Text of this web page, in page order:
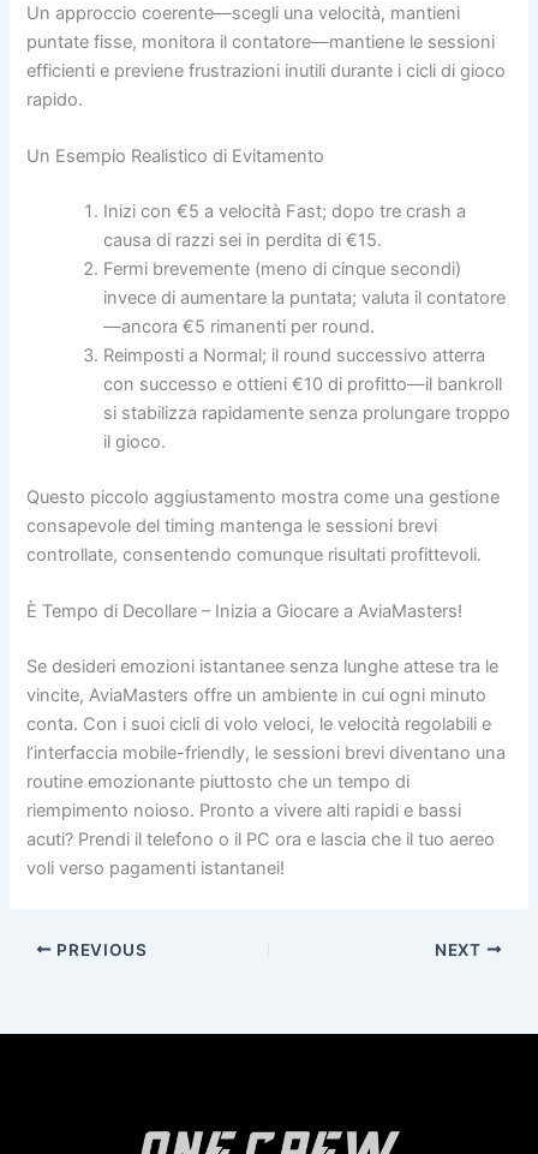
Un approccio coerente—scegli una velocità, mantieni
puntate fisse, monitora il contatore—mantiene le sessioni
efficienti e previene frustrazioni inutili durante i cicli di gioco
rapido.
Un Esempio Realistico di Evitamento
Inizi con €5 a velocità Fast; dopo tre crash a
causa di razzi sei in perdita di €15.
Fermi brevemente (meno di cinque secondi)
invece di aumentare la puntata; valuta il contatore
—ancora €5 rimanenti per round.
Reimposti a Normal; il round successivo atterra
con successo e ottieni €10 di profitto—il bankroll
si stabilizza rapidamente senza prolungare troppo
il gioco.
Questo piccolo aggiustamento mostra come una gestione
consapevole del timing mantenga le sessioni brevi
controllate, consentendo comunque risultati profittevoli.
È Tempo di Decollare – Inizia a Giocare a AviaMasters!
Se desideri emozioni istantanee senza lunghe attese tra le
vincite, AviaMasters offre un ambiente in cui ogni minuto
conta. Con i suoi cicli di volo veloci, le velocità regolabili e
l’interfaccia mobile-friendly, le sessioni brevi diventano una
routine emozionante piuttosto che un tempo di
riempimento noioso. Pronto a vivere alti rapidi e bassi
acuti? Prendi il telefono o il PC ora e lascia che il tuo aereo
voli verso pagamenti istantanei!
PREVIOUS NEXT